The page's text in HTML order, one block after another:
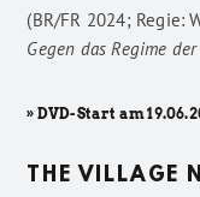
(BR/FR 2024; Regie:
Gegen das Regime
» DVD-Start am
THE VILLAGE